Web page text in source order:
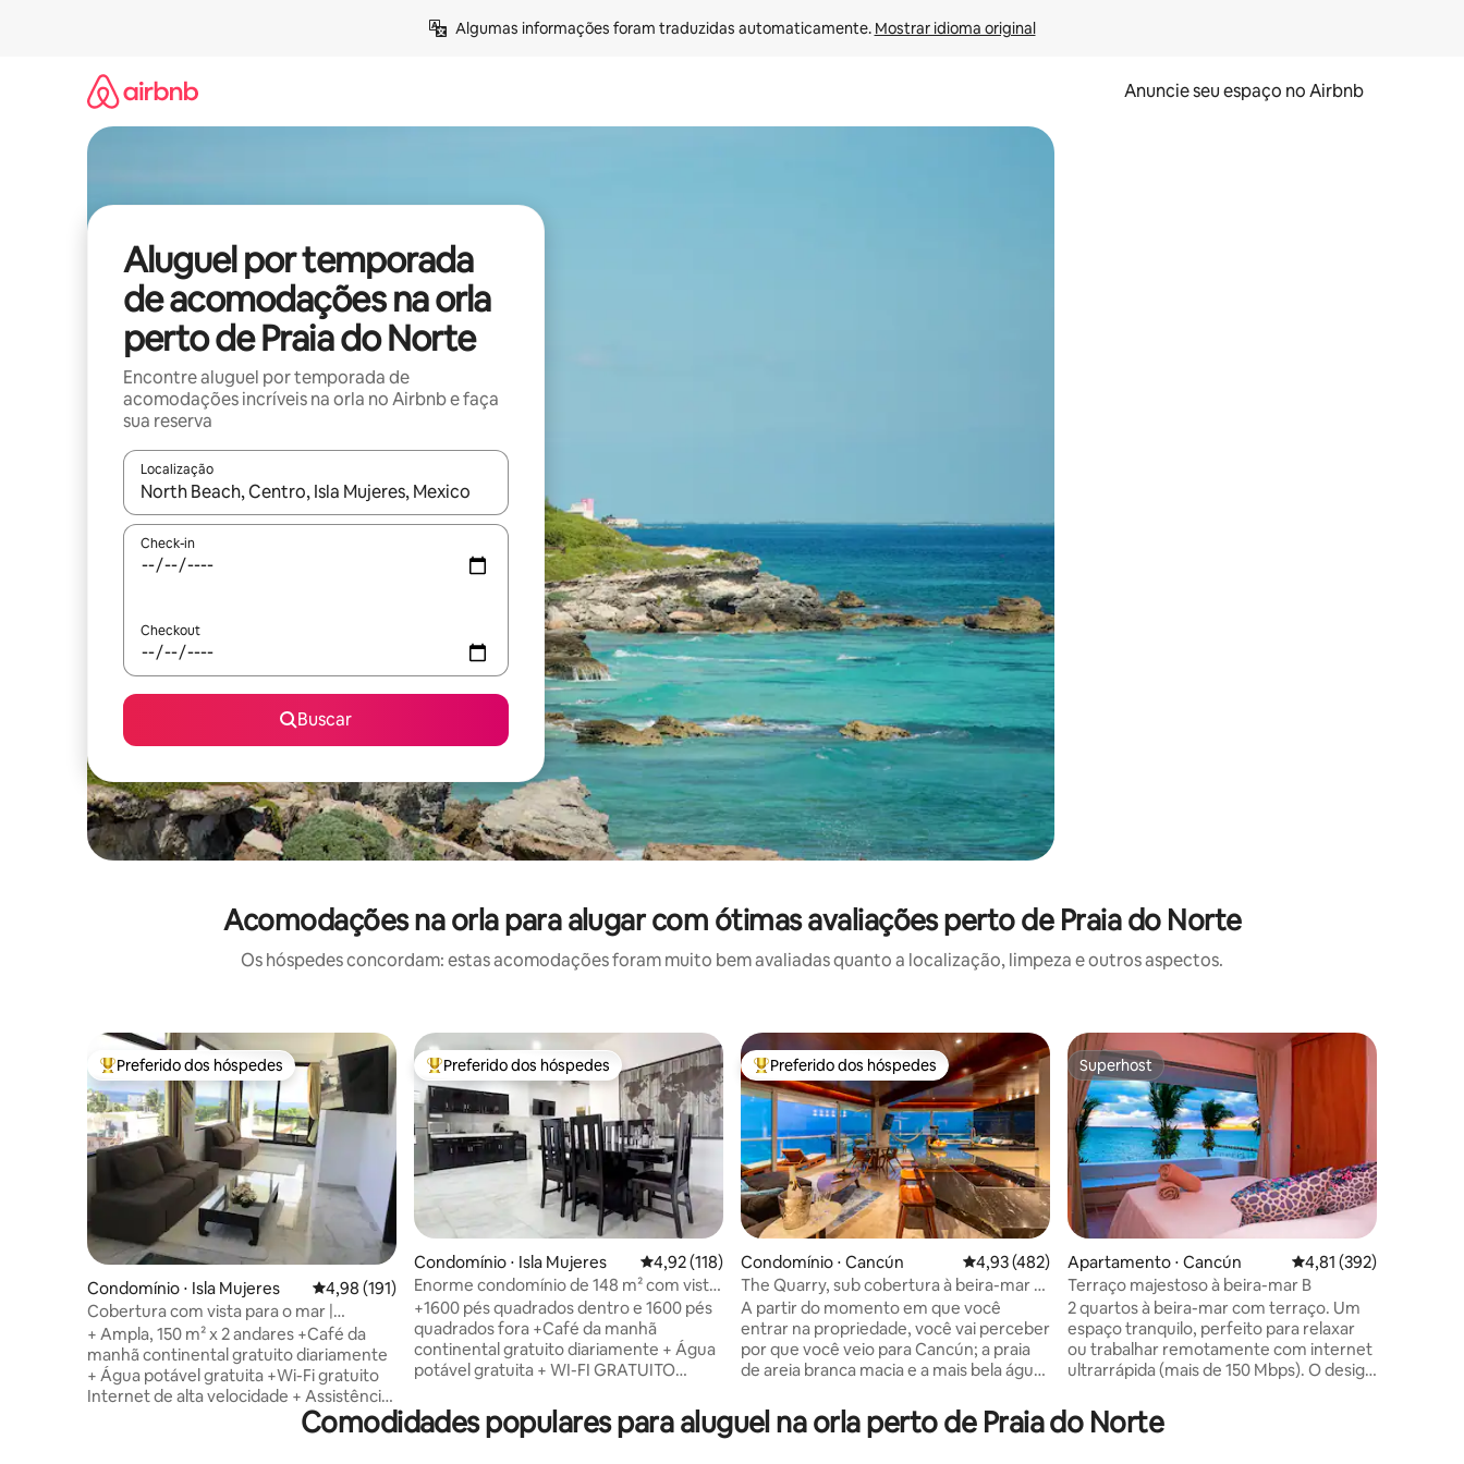
Algumas informações foram traduzidas automaticamente. Mostrar idioma original
Anuncie seu espaço no Airbnb
Aluguel por temporada
de acomodações na orla
perto de Praia do Norte
Encontre aluguel por temporada de
acomodações incríveis na orla no Airbnb e faça
sua reserva
Localização
Quando os resultados estiverem disponíveis, explore-os usando as seta para cima e para baixo do teclado ou tocando e deslizando o dedo na tela.
Check-in
Checkout
Buscar
Acomodações na orla para alugar com ótimas avaliações perto de Praia do Norte
Os hóspedes concordam: estas acomodações foram muito bem avaliadas quanto a localização, limpeza e outros aspectos.
Entre os melhores preferidos dos hóspedes
Preferido dos hóspedes
Condomínio ⋅ Isla Mujeres 4,98 de uma avaliação média de 5, 191 avaliações
4,98 (191)
Cobertura com vista para o mar |
Carrinho de golfe + café da manhã
+ Ampla, 150 m² x 2 andares +Café da
manhã continental gratuito diariamente
+ Água potável gratuita +Wi-Fi gratuito
Internet de alta velocidade + Assistência
e Estacionamento de Carrinho de Golfe
+Máscaras de snorkel +Opção de chef
Entre os melhores preferidos dos hóspedes
Preferido dos hóspedes
Condomínio ⋅ Isla Mujeres 4,92 de uma avaliação média de 5, 118 avaliações
4,92 (118)
Enorme condomínio de 148 m² com vista
para o lago + café da manhã
+1600 pés quadrados dentro e 1600 pés
quadrados fora +Café da manhã
continental gratuito diariamente + Água
potável gratuita + WI-FI GRATUITO
snorkel + Assistência e Estacionamento
de Carrinho de Golfe +Opções de chef
Entre os melhores preferidos dos hóspedes
Preferido dos hóspedes
Condomínio ⋅ Cancún 4,93 de uma avaliação média de 5, 482 avaliações
4,93 (482)
The Quarry, sub cobertura à beira-mar a
150 metros dos clubes
A partir do momento em que você
entrar na propriedade, você vai perceber
por que você veio para Cancún; a praia
de areia branca macia e a mais bela água
pode ver das vistas panorâmicas de 180°
que o apartamento oferece. Nenhum
Superhost
Superhost
Apartamento ⋅ Cancún 4,81 de uma avaliação
4,81 (392)
Terraço majestoso à beira-mar B
2 quartos à beira-mar com terraço. Um
espaço tranquilo, perfeito para relaxar
ou trabalhar remotamente com internet
ultrarrápida (mais de 150 Mbps). O design
mexicanos cria uma atmosfera autêntica
e aconchegante. Desfrute de colchões
Comodidades populares para aluguel na orla perto de Praia do Norte